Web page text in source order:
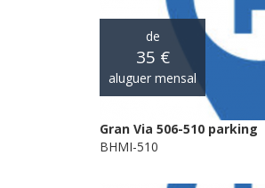
de
35 €
aluguer mensal
Gran Via 506-510 parking
BHMI-510